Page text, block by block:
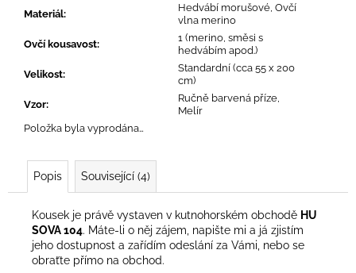
Materiál:
Hedvábí morušové, Ovčí
vlna merino
Ovčí kousavost:
1 (merino, směsi s
hedvábím apod.)
Velikost:
Standardní (cca 55 x 200
cm)
Vzor:
Ručně barvená příze,
Melír
Položka byla vyprodána…
Popis Související (4)
Kousek je právě vystaven v kutnohorském obchodě HU
SOVA 104. Máte-li o něj zájem, napište mi a já zjistím
jeho dostupnost a zařídím odeslání za Vámi, nebo se
obraťte přímo na obchod.